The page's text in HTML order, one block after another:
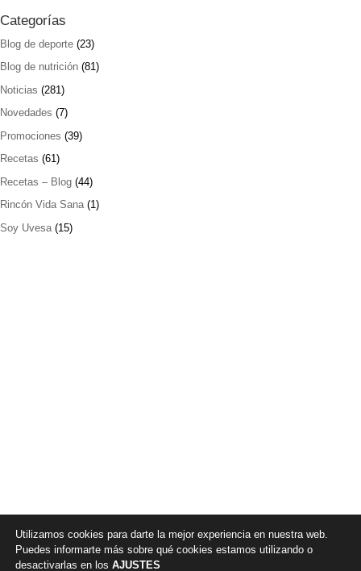
Categorías
Blog de deporte (23)
Blog de nutrición (81)
Noticias (281)
Novedades (7)
Promociones (39)
Recetas (61)
Recetas – Blog (44)
Rincón Vida Sana(1)
Soy Uvesa (15)
Utilizamos cookies para darte la mejor experiencia en nuestra web.
Puedes informarte más sobre qué cookies estamos utilizando o
desactivarlas en los AJUSTES